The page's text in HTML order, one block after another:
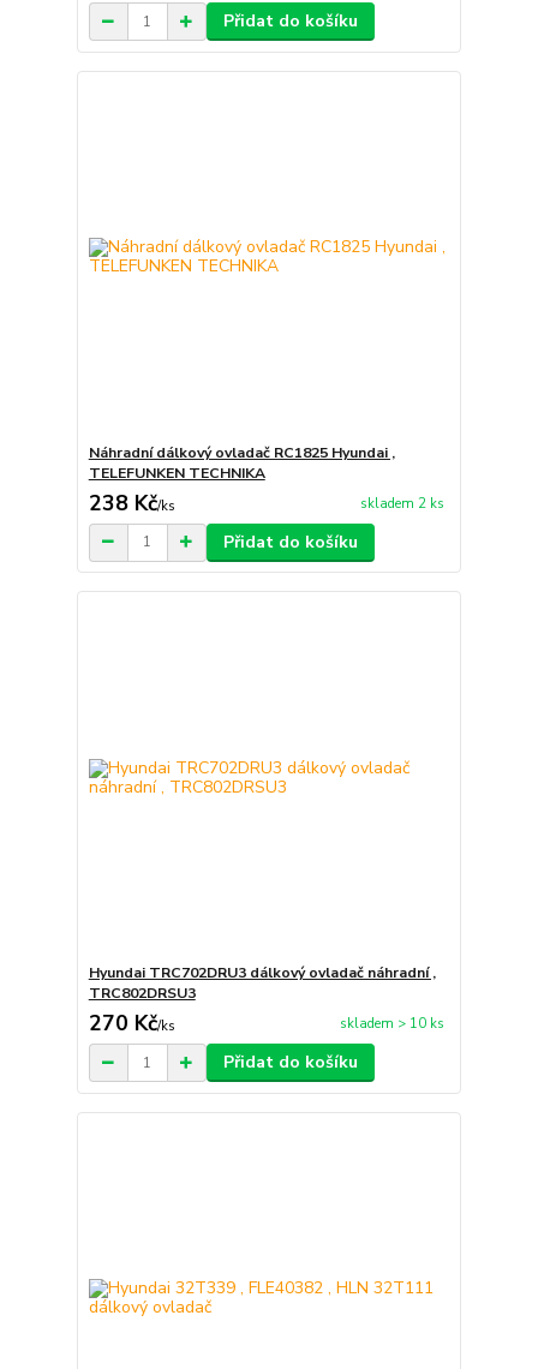
Přidat do košíku
Náhradní dálkový ovladač RC1825 Hyundai ,
TELEFUNKEN TECHNIKA
238 Kč/ks skladem 2 ks
Přidat do košíku
Hyundai TRC702DRU3 dálkový ovladač náhradní ,
TRC802DRSU3
270 Kč/ks skladem > 10 ks
Přidat do košíku